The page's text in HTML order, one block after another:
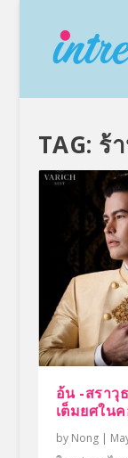
TAG: ร้
อ้น -สราวุ
เต็มยศใน
by Nong|